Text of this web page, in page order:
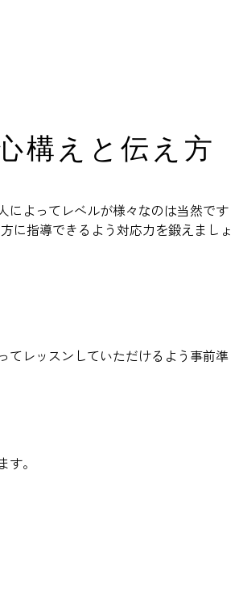
構えと伝え方
によってレベルが様々なのは当然です
に指導できるよう対応力を鍛えましょ
てレッスンしていただけるよう事前準
。